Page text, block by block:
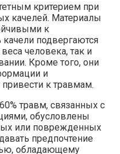
критерием при
качелей. Материалы
к
подвергаются
человека, так и
Кроме того, они
и
к травмам.
травм, связанных с
обусловлены
или поврежденных
предпочтение
обладающему